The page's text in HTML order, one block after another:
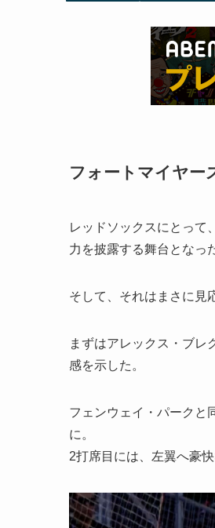
フォートマイヤ
レッドソックスにとって
力を披露する舞台となっ
そして、それはまさに見
まずはアレックス・ブレ
感を示した。
フェンウェイ・パークと
に。
2打席目には、左翼へ豪